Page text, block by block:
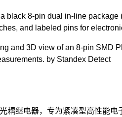
耦继电器，专为紧凑型高性能